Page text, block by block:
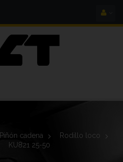
Piñón cadena >
Rodillo loco
KU821 25-50